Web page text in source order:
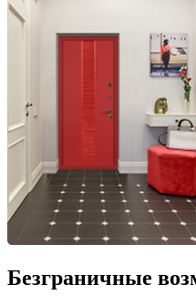
Безграничные